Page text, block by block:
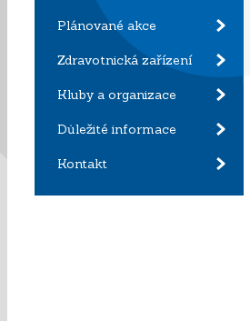
Plánované akce
Zdravotnická zařízení
Kluby a organizace
Důležité informace
Kontakt